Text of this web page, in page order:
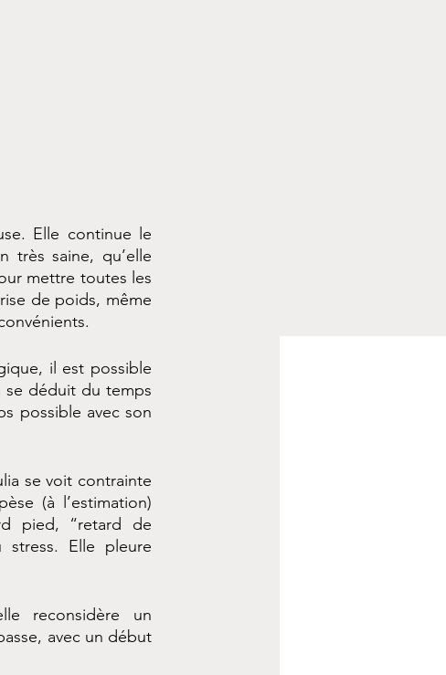
Elle continue le
très saine, qu’elle
mettre toutes les
de poids, même
il est possible
se déduit du temps
possible avec son
se voit contrainte
(à l’estimation)
pied, “retard de
stress. Elle pleure
reconsidère un
avec un début